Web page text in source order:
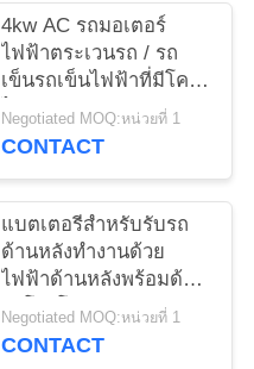
4kw AC รถมอเตอร์
ไฟฟ้าตระเวนรถ / รถ
เข็นรถเข็นไฟฟ้าที่มีโคม
ไฟปลุกด้านบนขนาดมินิ
Negotiated MOQ:หน่วยที่ 1
CONTACT
แบตเตอรีสำหรับรับรถ
ด้านหลังทำงานด้วย
ไฟฟ้าด้านหลังพร้อมด้วย
ลำโพงโดยสาร / ห้อง
โดยสารที่ปิดสนิท
Negotiated MOQ:หน่วยที่ 1
CONTACT